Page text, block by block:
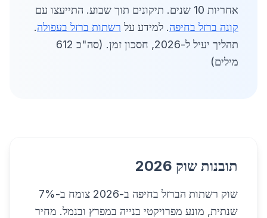
אחריות 10 שנים. תיקונים תוך שבוע. התייעצו עם
קונה ברזל בחיפה. למידע על רשתות ברזל בעפולה.
תהליך יעיל ל-2026, חסכון זמן. (סה"כ 612
מילים)
תובנות שוק 2026
שוק רשתות הברזל בחיפה ב-2026 צומח ב-7%
שנתית, מונע מפרויקטי בנייה במפרץ ובנמל. מחיר